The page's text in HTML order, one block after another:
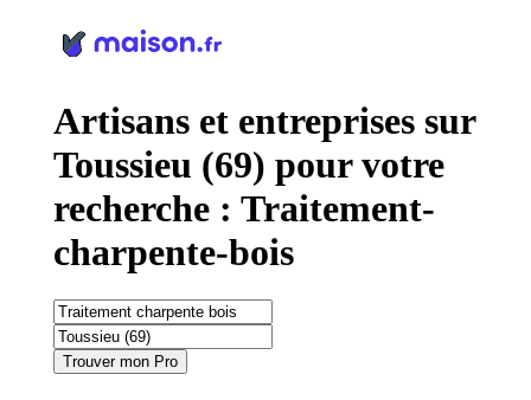
Artisans et entreprises sur
Toussieu (69) pour votre
recherche : Traitement-
charpente-bois
Trouver mon Pro